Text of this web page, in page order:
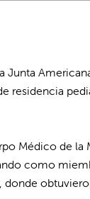
Junta
residencia
Médico de la
como
donde